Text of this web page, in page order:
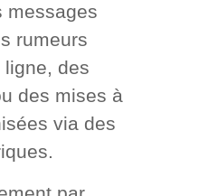
messages
rumeurs
ligne, des
des mises à
via des